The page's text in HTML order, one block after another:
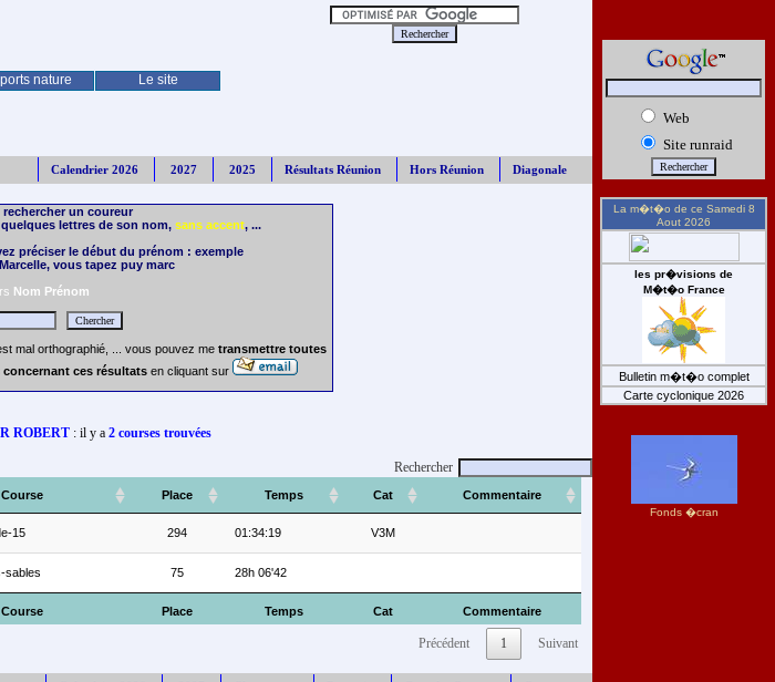
nature Le site
Calendrier 2026 2027 2025 Résultats Réunion Hors Réunion Diagonale
rechercher un coureur
lettres de son nom, sans accent, ...
préciser le début du prénom : exemple
vous tapez puy marc
Nom Prénom
mal orthographié, ... vous pouvez me transmettre toutes
ces résultats en cliquant sur
ROBERT : il y a 2 courses trouvées
Rechercher
Course Place Temps Cat Commentaire
Course Place Temps Cat Commentaire
15 294 01:34:19 V3M
sables 75 28h 06'42
Précédent 1 Suivant
Web
Site runraid
La m�t�o de ce Samedi 8
Aout 2026
les pr�visions de
M�t�o France
Bulletin m�t�o complet
Carte cyclonique 2026
Fonds �cran